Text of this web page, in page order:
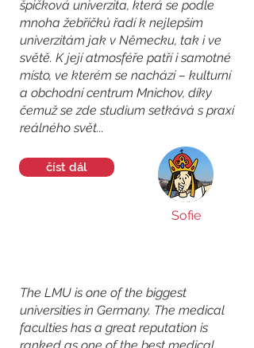
špičková univerzita, která se podle
mnoha žebříčků řadí k nejlepším
univerzitám jak v Německu, tak i ve
světě. K její atmosféře patří i samotné
místo, ve kterém se nachází – kulturní
a obchodní centrum Mnichov, díky
čemuž se zde studium setkává s praxí
reálného svět...
číst dál
Sofie
The LMU is one of the biggest
universities in Germany. The medical
faculties has a great reputation is